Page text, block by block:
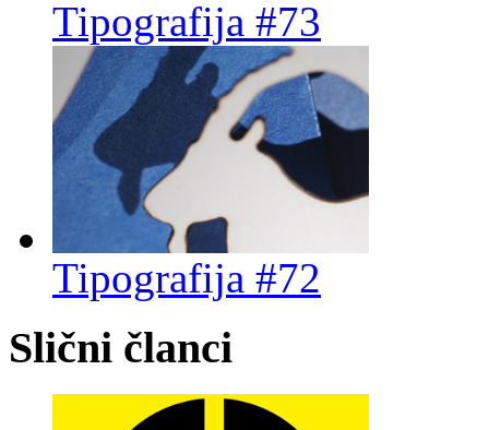
Tipografija #73
Tipografija #72
Slični članci